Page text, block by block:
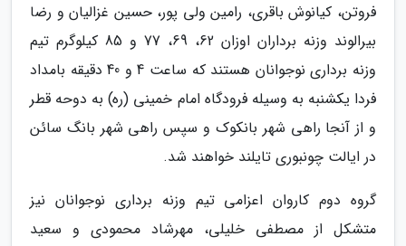
فروتن، کیانوش باقری، رامین ولی پور، حسین غزالیان و رضا
بیرالوند وزنه برداران اوزان 62، 69، 77 و 85 کیلوگرم تیم
وزنه برداری نوجوانان هستند که ساعت 4 و 40 دقیقه بامداد
فردا یکشنبه به وسیله فرودگاه امام خمینی (ره) به دوحه قطر
و از آنجا راهی شهر بانکوک و سپس راهی شهر بانگ سائن
در ایالت چونبوری تایلند خواهند شد.
گروه دوم کاروان اعزامی تیم وزنه برداری نوجوانان نیز
متشکل از مصطفی خلیلی، مهرشاد محمودی و سعید